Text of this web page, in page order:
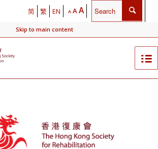
简 繁 EN A AA
Skip to main content